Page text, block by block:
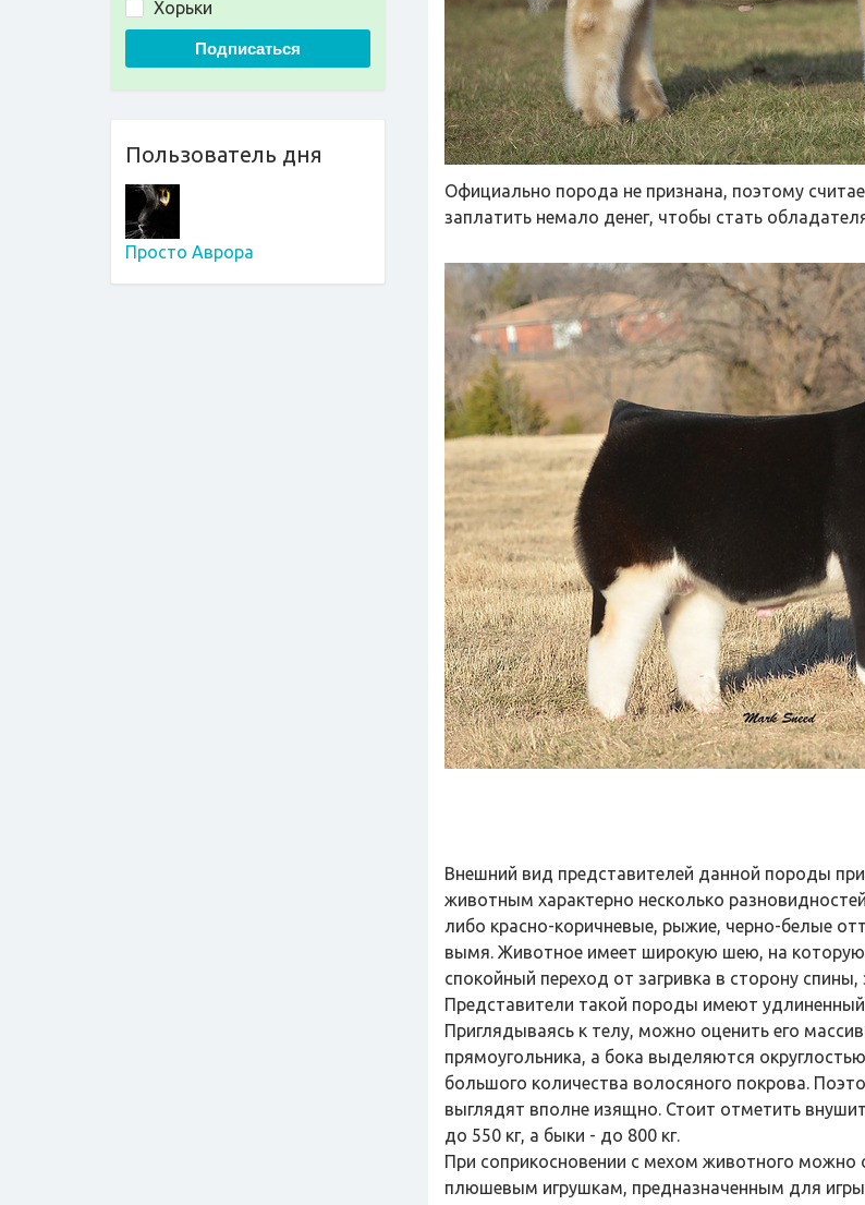
Хорьки
Подписаться
Пользователь дня
Просто Аврора
Официально порода не признана, поэтому
заплатить немало денег, чтобы стать
Внешний вид представителей данной породы
животным характерно несколько
либо красно-коричневые, рыжие, черно-белые
вымя. Животное имеет широкую шею, на
спокойный переход от загривка в сторону
Представители такой породы имеют
Приглядываясь к телу, можно оценить его
прямоугольника, а бока выделяются
большого количества волосяного покрова.
выглядят вполне изящно. Стоит отметить
до 550 кг, а быки - до 800 кг.
При соприкосновении с мехом животного
плюшевым игрушкам, предназначенным для